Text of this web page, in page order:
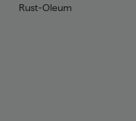
Rust-Oleum